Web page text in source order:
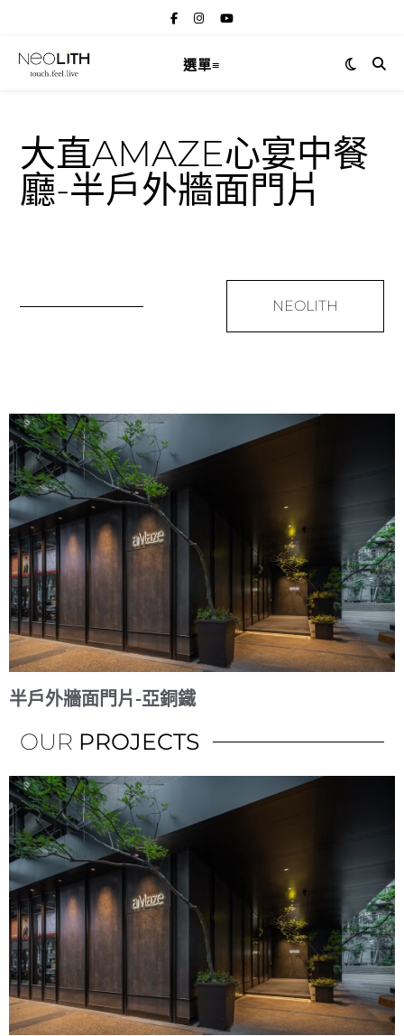
選單≡
大直AMAZE心宴中餐
廳-半戶外牆面門片
NEOLITH
半戶外牆面門片-亞銅鐵
OUR PROJECTS